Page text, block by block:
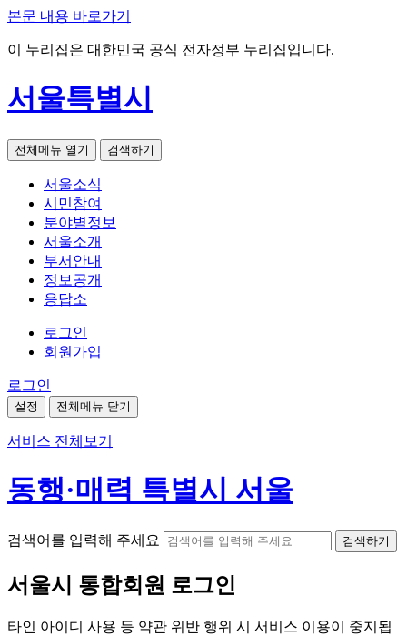
본문 내용 바로가기
이 누리집은 대한민국 공식 전자정부 누리집입니다.
서울특별시
전체메뉴 열기 검색하기
서울소식
시민참여
분야별정보
서울소개
부서안내
정보공개
응답소
로그인
회원가입
로그인
설정 전체메뉴 닫기
서비스 전체보기
동행·매력 특별시 서울
검색어를 입력해 주세요 검색하기
서울시 통합회원 로그인
타인 아이디 사용 등 약관 위반 행위 시 서비스 이용이 중지됩